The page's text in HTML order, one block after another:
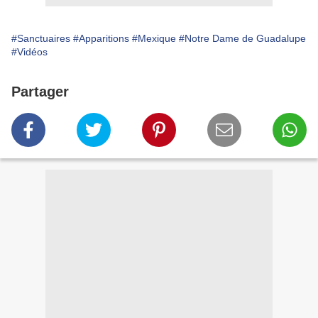
#Sanctuaires #Apparitions #Mexique #Notre Dame de Guadalupe
#Vidéos
Partager